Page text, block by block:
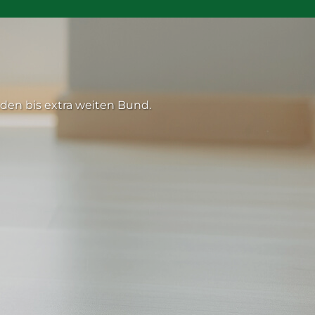
bis extra weiten Bund.
bis extra weiten Bund.
weiten Bund.